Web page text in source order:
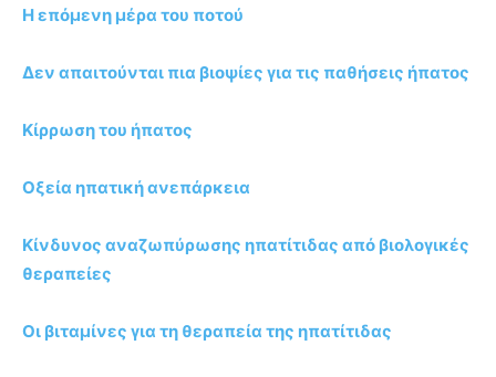
Η επόμενη μέρα του ποτού
Δεν απαιτούνται πια βιοψίες για τις παθήσεις ήπατος
Κίρρωση του ήπατος
Οξεία ηπατική ανεπάρκεια
Κίνδυνος αναζωπύρωσης ηπατίτιδας από βιολογικές
θεραπείες
Οι βιταμίνες για τη θεραπεία της ηπατίτιδας